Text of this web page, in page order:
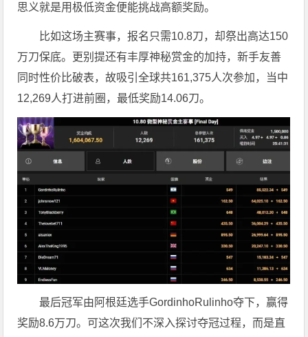
思义就是用极低资金便能挑战高额奖励。
比如这场主赛事，报名只需10.8刀，却祭出高达150
万刀保底。更别提还有丰厚神秘赏金的加持，新手友善
同时性价比破表，故吸引全球共161,375人次参加，当中
12,269人打进前圈，最低奖励14.06刀。
最后冠军由阿根廷选手GordinhoRulinho夺下，赢得
奖励8.6万刀。可这次我们不深入探讨夺冠过程，而是直